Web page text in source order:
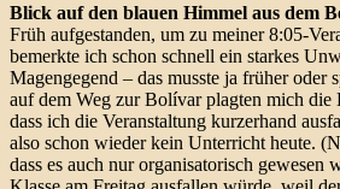
Blick auf den blauen Himmel aus dem
Früh aufgestanden, um zu meiner 8:05-
bemerkte ich schon schnell ein starkes
Magengegend – das musste ja früher oder
auf dem Weg zur Bolívar plagten mich die
dass ich die Veranstaltung kurzerhand
also schon wieder kein Unterricht heute.
dass es auch nur organisatorisch gewesen